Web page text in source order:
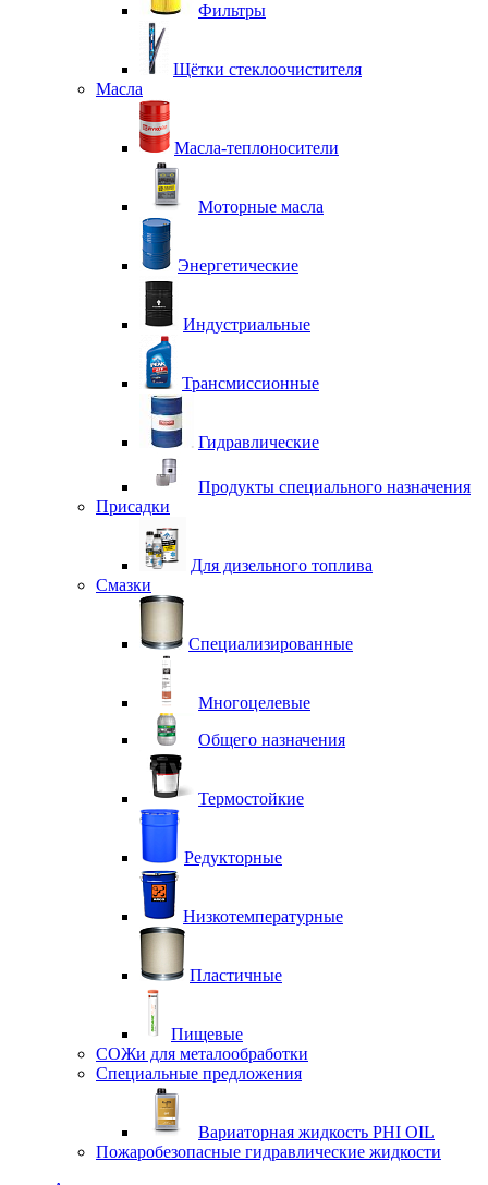
Фильтры
Щётки стеклоочистителя
Масла
Масла-теплоносители
Моторные масла
Энергетические
Индустриальные
Трансмиссионные
Гидравлические
Продукты специального назначения
Присадки
Для дизельного топлива
Смазки
Специализированные
Многоцелевые
Общего назначения
Термостойкие
Редукторные
Низкотемпературные
Пластичные
Пищевые
СОЖи для металообработки
Специальные предложения
Вариаторная жидкость PHI OIL
Пожаробезопасные гидравлические жидкости